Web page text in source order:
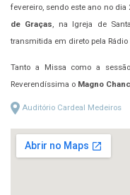
fevereiro, sendo este ano no dia
de Graças, na Igreja de
transmitida em direto pela Rádio
Tanto a Missa como a
Reverendíssima o Magno
Auditório Cardeal Medeiros